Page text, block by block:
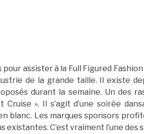
assister à la Full Figured
de la grande taille. Il existe
durant la semaine. Un des
». Il s’agit d’une soirée
blanc. Les marques sponsors
C’est vraiment l’une des